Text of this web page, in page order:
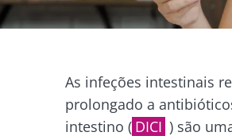
Facebook
Twitter
Mail
As infeções intestinais
prolongado a
intestino ( DICI ) são